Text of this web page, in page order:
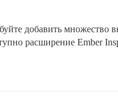
добавить множество
расширение Ember